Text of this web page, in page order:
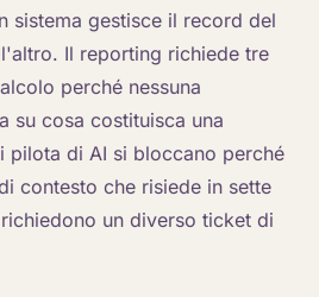
sistema gestisce il record del
Il reporting richiede tre
perché nessuna
su cosa costituisca una
pilota di AI si bloccano perché
contesto che risiede in sette
un diverso ticket di